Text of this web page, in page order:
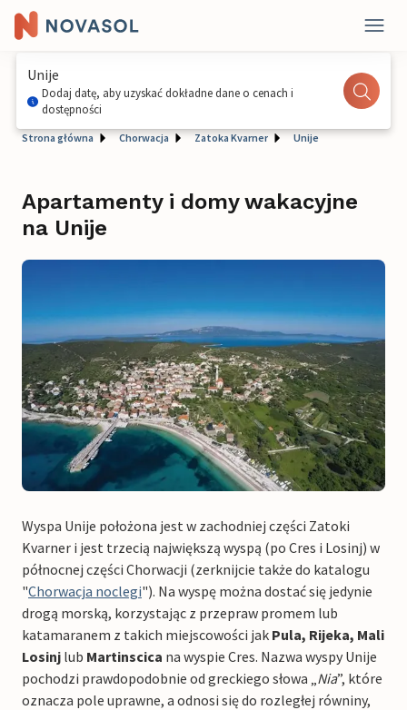
Unije
Dodaj datę, aby uzyskać dokładne dane o cenach i
dostępności
Strona główna Chorwacja Zatoka Kvarner Unije
Apartamenty i domy wakacyjne
na Unije
Wyspa Unije położona jest w zachodniej części Zatoki
Kvarner i jest trzecią największą wyspą (po Cres i Losinj) w
północnej części Chorwacji (zerknijcie także do katalogu
"Chorwacja noclegi"). Na wyspę można dostać się jedynie
drogą morską, korzystając z przepraw promem lub
katamaranem z takich miejscowości jak Pula, Rijeka, Mali
Losinj lub Martinscica na wyspie Cres. Nazwa wyspy Unije
pochodzi prawdopodobnie od greckiego słowa „ Nia”, które
oznacza pole uprawne, a odnosi się do rozległej równiny,